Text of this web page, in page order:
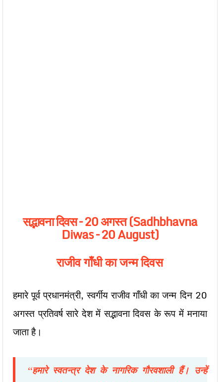
सद्भावना दिवस –20अगस्त (Sadhbhavna
Diwas – 20 August)
राजीव गाँधी का जन्म दिवस
हमारे पूर्व प्रधानमंत्री, स्वर्गीय राजीव गाँधी का जन्म दिन 20
अगस्त प्रतिवर्ष सारे देश में सद्भावना दिवस के रूप में मनाया
जाता है।
“हमारे स्वतन्त्र देश के नागरिक गौरवशाली हैं। उन्हें